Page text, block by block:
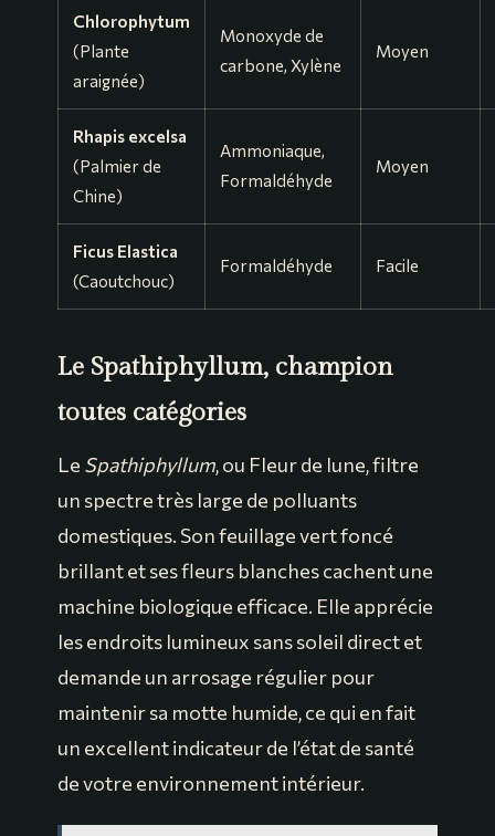
Chlorophytum
(Plante
araignée)
Monoxyde de
carbone, Xylène
Moyen
Rhapis excelsa
(Palmier de
Chine)
Ammoniaque,
Formaldéhyde
Moyen
Ficus Elastica
(Caoutchouc)
Formaldéhyde Facile
Le Spathiphyllum, champion
toutes catégories
Le Spathiphyllum, ou Fleur de lune, filtre
un spectre très large de polluants
domestiques. Son feuillage vert foncé
brillant et ses fleurs blanches cachent une
machine biologique efficace. Elle apprécie
les endroits lumineux sans soleil direct et
demande un arrosage régulier pour
maintenir sa motte humide, ce qui en fait
un excellent indicateur de l’état de santé
de votre environnement intérieur.